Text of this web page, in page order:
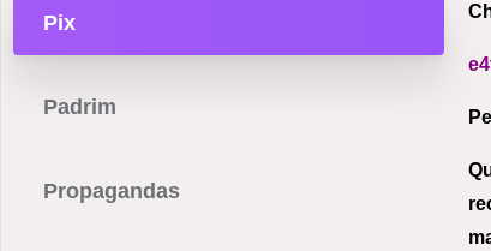
Pix
Padrim
Propagandas